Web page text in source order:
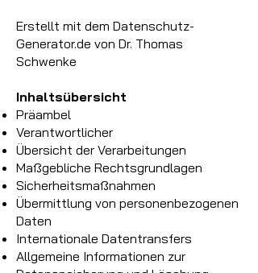
Erstellt mit dem Datenschutz-
Generator.de von Dr. Thomas
Schwenke
Inhaltsübersicht
Präambel
Verantwortlicher
Übersicht der Verarbeitungen
Maßgebliche Rechtsgrundlagen
Sicherheitsmaßnahmen
Übermittlung von personenbezogenen
Daten
Internationale Datentransfers
Allgemeine Informationen zur